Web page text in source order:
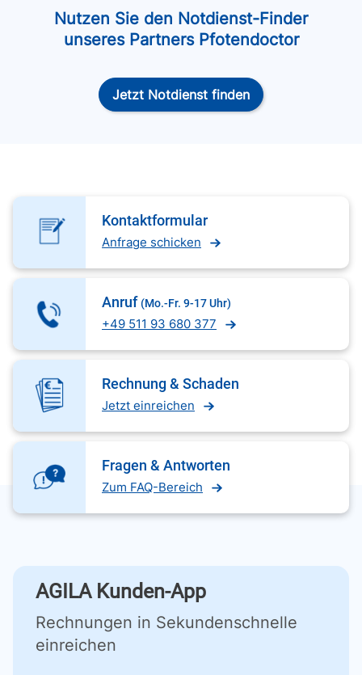
Nutzen Sie den Notdienst-Finder
unseres Partners Pfotendoctor
Jetzt Notdienst finden
Kontaktformular
Anfrage schicken
Anruf (Mo.-Fr. 9-17 Uhr)
+49 511 93 680 377
Rechnung & Schaden
Jetzt einreichen
Fragen & Antworten
Zum FAQ-Bereich
AGILA Kunden-App
Rechnungen in Sekundenschnelle
einreichen